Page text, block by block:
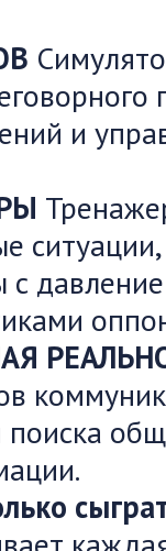
и
с